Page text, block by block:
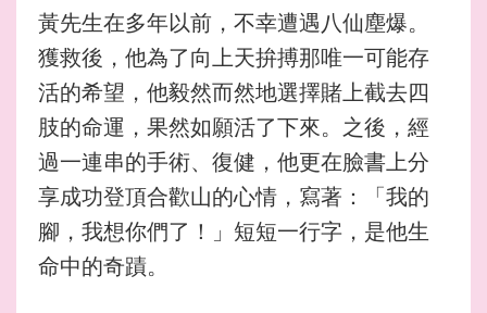
黃先生在多年以前，不幸遭遇八仙塵爆。
獲救後，他為了向上天拚搏那唯一可能存
活的希望，他毅然而然地選擇賭上截去四
肢的命運，果然如願活了下來。之後，經
過一連串的手術、復健，他更在臉書上分
享成功登頂合歡山的心情，寫著：「我的
腳，我想你們了！」短短一行字，是他生
命中的奇蹟。